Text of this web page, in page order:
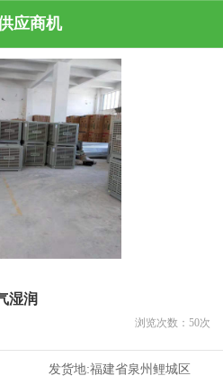
应商机
湿润
浏览次数： 50次
发货地:福建省泉州鲤城区